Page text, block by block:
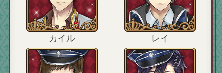
カイル レイ